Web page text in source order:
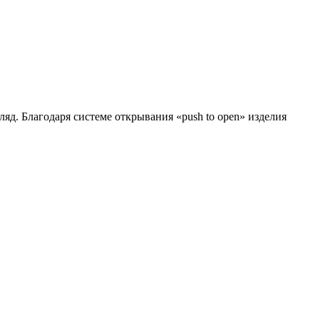
Благодаря системе открывания «push to open» изделия